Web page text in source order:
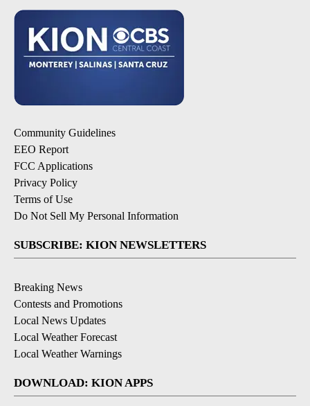
Community Guidelines
EEO Report
FCC Applications
Privacy Policy
Terms of Use
Do Not Sell My Personal Information
SUBSCRIBE: KION NEWSLETTERS
Breaking News
Contests and Promotions
Local News Updates
Local Weather Forecast
Local Weather Warnings
DOWNLOAD: KION APPS